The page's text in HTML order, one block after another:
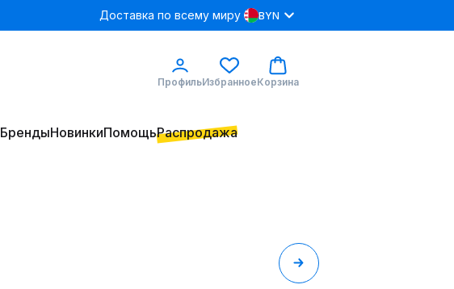
Доставка по всему миру BYN
ПрофильИзбранноеКорзина
БрендыНовинкиПомощьРаспродажа